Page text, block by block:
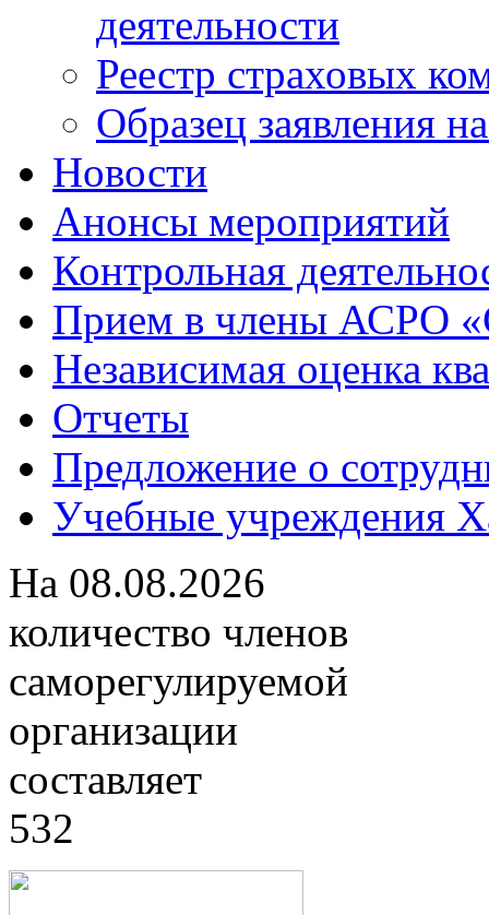
деятельности
Реестр страховых
Образец заявления
Новости
Анонсы мероприятий
Контрольная
Прием в члены АСРО
Независимая оценка
Отчеты
Предложение о
Учебные учреждения
На 08.08.2026
количество членов
саморегулируемой
организации
составляет
532